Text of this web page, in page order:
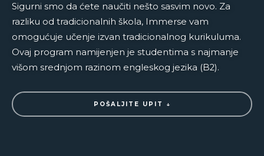
Sigurni smo da ćete naučiti nešto sasvim novo. Za
razliku od tradicionalnih škola, Immerse vam
omogućuje učenje izvan tradicionalnog kurikuluma.
Ovaj program namijenjen je studentima s najmanje
višom srednjom razinom engleskog jezika (B2).
POŠALJITE UPIT ↓